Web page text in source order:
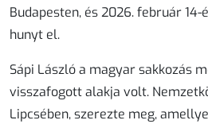
Budapesten, és 2026. február 14-
hunyt el.
Sápi László a magyar sakkozás
visszafogott alakja volt.
Lipcsében, szerezte meg,